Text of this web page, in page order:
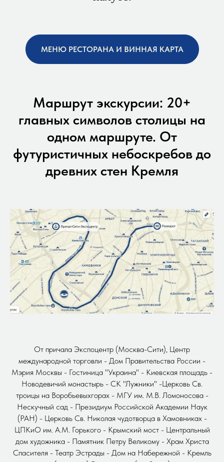
МЕНЮ РЕСТОРАНА И ВИННАЯ КАРТА
Маршрут экскурсии: 20+
главных символов столицы на
одном маршруте. От
футуристичных небоскребов до
древних стен Кремля
От причала Экспоцентр (Москва-Сити), Центр
международной торговли - Дом Правительства России -
Мэрия Москвы - Гостиница "Украина" - Киевская площадь -
Новодевичий монастырь - СК "Лужники" -Церковь Св.
троицы на Воробьевыхгорах - МГУ им. М.В. Ломоносова -
Нескучный сад - Президиум Российской Академии Наук
(РАН) - Церковь Св. Николая чудотворца в Хамовниках -
ЦПКиО им. А.М. Горького - Крымский мост - Центральный
дом художника - Памятник Петру Великому - Храм Христа
Спасителя - Театр Эстрады - Дом на Набережной - Кремль